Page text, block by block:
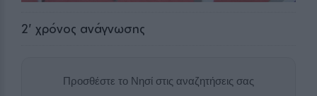
2' χρόνος ανάγνωσης
Προσθέστε το Νησί στις αναζητήσεις σας